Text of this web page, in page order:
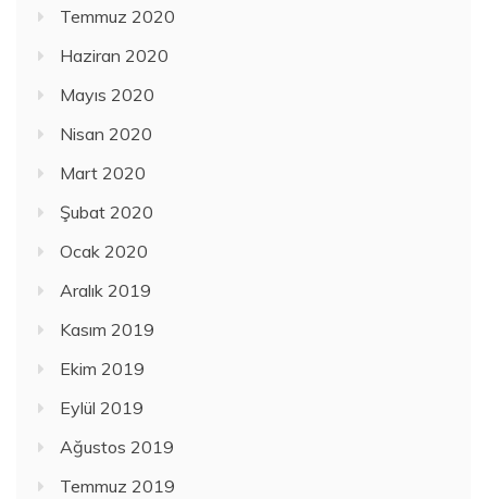
Temmuz 2020
Haziran 2020
Mayıs 2020
Nisan 2020
Mart 2020
Şubat 2020
Ocak 2020
Aralık 2019
Kasım 2019
Ekim 2019
Eylül 2019
Ağustos 2019
Temmuz 2019